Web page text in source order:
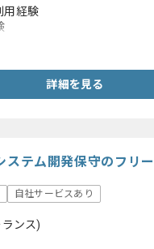
用経験
詳細を見る
ステム開発保守のフリ
自社サービスあり
ンス)